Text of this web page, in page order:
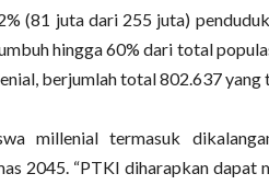
(81 juta dari 255 juta)
hingga 60% dari total
berjumlah total 802.637
millenial termasuk
2045. “PTKI diharapkan dapat